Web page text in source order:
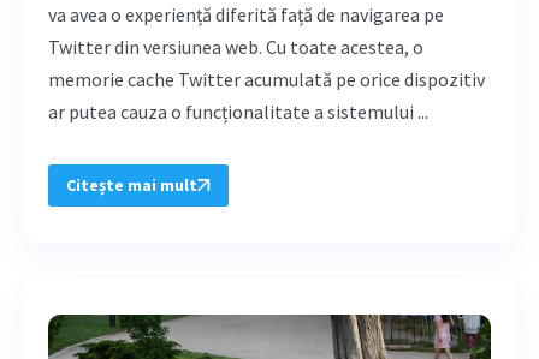
va avea o experiență diferită față de navigarea pe
Twitter din versiunea web. Cu toate acestea, o
memorie cache Twitter acumulată pe orice dispozitiv
ar putea cauza o funcționalitate a sistemului ...
Citește mai mult